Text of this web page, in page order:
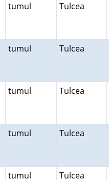
tumul Tulcea
tumul Tulcea
tumul Tulcea
tumul Tulcea
tumul Tulcea